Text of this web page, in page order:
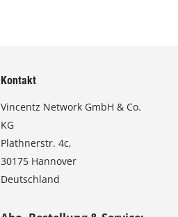
Kontakt
Vincentz Network GmbH & Co.
KG
Plathnerstr. 4c,
30175 Hannover
Deutschland